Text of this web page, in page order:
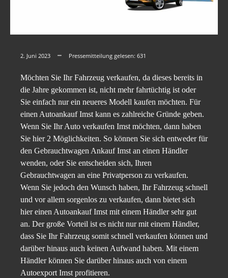
2. Juni 2023 Pressemitteilung gelesen: 631
Möchten Sie Ihr Fahrzeug verkaufen, da dieses bereits in
die Jahre gekommen ist, nicht mehr fahrtüchtig ist oder
Sie einfach nur ein neueres Modell kaufen möchten. Für
einen Autoankauf Imst kann es zahlreiche Gründe geben.
Wenn Sie Ihr Auto verkaufen Imst möchten, dann haben
Sie hier 2 Möglichkeiten. So können Sie sich entweder für
den Gebrauchtwagen Ankauf Imst an einen Händler
wenden, oder Sie entscheiden sich, Ihren
Gebrauchtwagen an eine Privatperson zu verkaufen.
Wenn Sie jedoch den Wunsch haben, Ihr Fahrzeug schnell
und vor allem sorgenlos zu verkaufen, dann bietet sich
hier einen Autoankauf Imst mit einem Händler sehr gut
an. Der große Vorteil ist es nicht nur mit einem Händler,
dass Sie Ihr Fahrzeug somit schnell verkaufen können und
darüber hinaus auch keinen Aufwand haben. Mit einem
Händler können Sie darüber hinaus auch von einem
Autoexport Imst profitieren.